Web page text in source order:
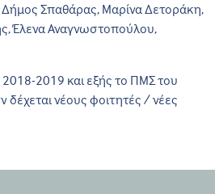
Δήμος Σπαθάρας, Μαρίνα Δετοράκη,
Έλενα Αναγνωστοπούλου,
2019 και εξής το ΠΜΣ του
δέχεται νέους φοιτητές / νέες